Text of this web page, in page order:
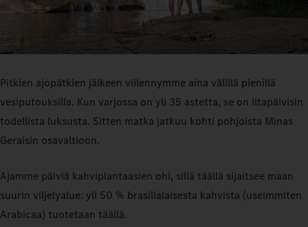
Pitkien ajopätkien jälkeen viilennymme aina välillä pienillä
vesiputouksilla. Kun varjossa on yli 35 astetta, se on iltapäivisin
todellista luksusta. Sitten matka jatkuu kohti pohjoista Minas
Geraisin osavaltioon.
Ajamme päiviä kahviplantaasien ohi, sillä täällä sijaitsee maan
suurin viljelyalue: yli 50 % brasilialaisesta kahvista (useimmiten
Arabicaa) tuotetaan täällä.